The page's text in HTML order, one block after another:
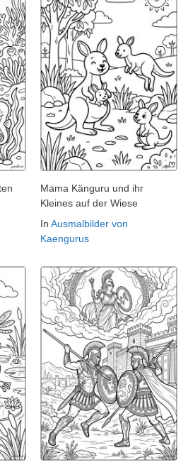
Mama Känguru und ihr
Kleines auf der Wiese
In Ausmalbilder von
Kaengurus